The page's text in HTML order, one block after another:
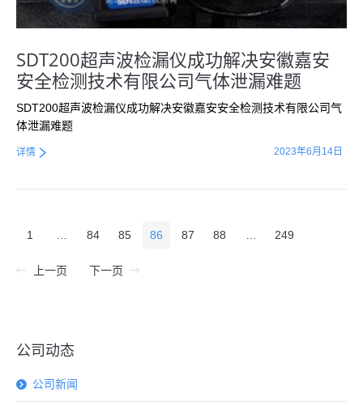
SDT200超声波检漏仪成功解决安徽嘉安
安全检测技术有限公司气体泄漏难题
SDT200超声波检漏仪成功解决安徽嘉安安全检测技术有限公司气
体泄漏难题
2023年6月14日
详情
1 84 85 86 87 88 249
上一页 下一页
公司动态
公司新闻